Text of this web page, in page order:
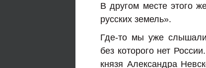
В другом месте этого
русских земель».
Где-то мы уже слышали
без которого нет
князя Александра